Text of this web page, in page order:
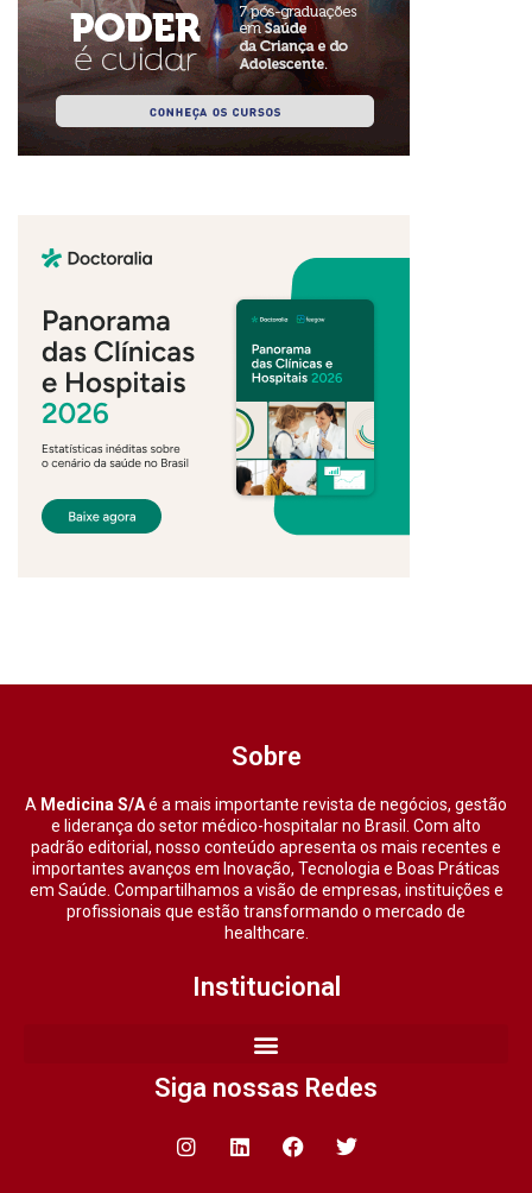
Sobre
A Medicina S/Aé a mais importante revista de negócios, gestão
e liderança do setor médico-hospitalar no Brasil. Com alto
padrão editorial, nosso conteúdo apresenta os mais recentes e
importantes avanços em Inovação, Tecnologia e Boas Práticas
em Saúde. Compartilhamos a visão de empresas, instituições e
profissionais que estão transformando o mercado de
healthcare.
Institucional
Siga nossas Redes